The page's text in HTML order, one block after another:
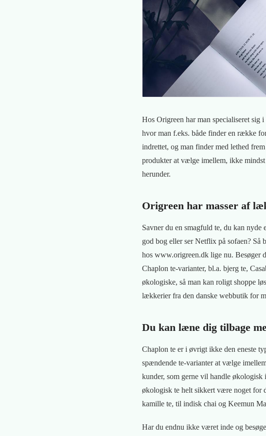
Hos Origreen har man specialiseret sig
hvor man f.eks. både finder en række
indrettet, og man finder med lethed
produkter at vælge imellem, ikke
herunder.
Origreen har masser af
Savner du en smagfuld te, du kan nyde
god bog eller ser Netflix på sofaen? Så
hos www.origreen.dk lige nu. Besøger
Chaplon te-varianter, bl.a. bjerg te,
økologiske, så man kan roligt shoppe
lækkerier fra den danske webbutik for
Du kan læne dig tilbage
Chaplon te er i øvrigt ikke den eneste
spændende te-varianter at vælge
kunder, som gerne vil handle
økologisk te helt sikkert være noget for
kamille te, til indisk chai og Keemun
Har du endnu ikke været inde og